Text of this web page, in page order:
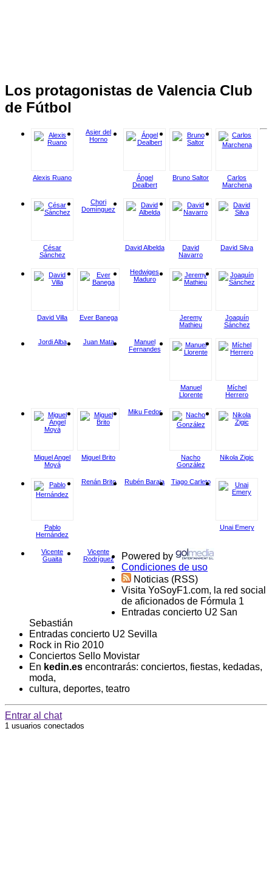
Los protagonistas de Valencia Club
de Fútbol
Alexis Ruano
Asier del
Horno
Ángel
Dealbert
Bruno Saltor
Carlos
Marchena
César
Sánchez
Chori
Domínguez
David Albelda
David
Navarro
David Silva
David Villa Ever Banega
Hedwiges
Maduro
Jeremy
Mathieu
Joaquín
Sánchez
Jordi Alba Juan Mata
Manuel
Fernandes
Manuel
Llorente
Míchel
Herrero
Miguel Angel
Moyá
Miguel Brito
Miku Fedor
Nacho
González
Nikola Zigic
Pablo
Hernández
Renán Brito Rubén Baraja Tiago Carleto
Unai Emery
Vicente
Guaita
Vicente
Rodríguez
Powered by
Condiciones de uso
Noticias (RSS)
Visita YoSoyF1.com, la red social
de aficionados de Fórmula 1
Entradas concierto U2 San
Sebastián
Entradas concierto U2 Sevilla
Rock in Rio 2010
Conciertos Sello Movistar
En kedin.es encontrarás: conciertos, fiestas, kedadas,
moda,
cultura, deportes, teatro
Entrar al chat
1 usuarios conectados